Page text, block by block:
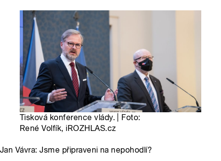
Tisková konference vlády. | Foto:
René Volfík, iROZHLAS.cz
Jan Vávra: Jsme připraveni na nepohodlí?